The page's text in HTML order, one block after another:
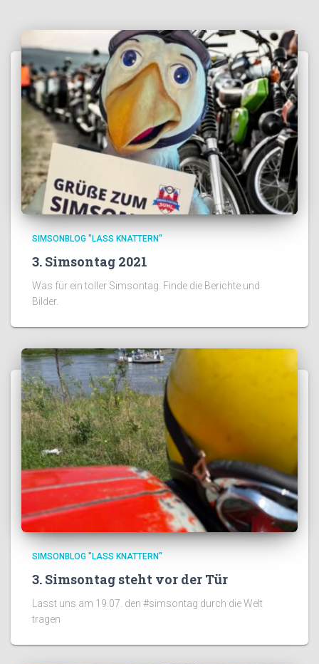
SIMSONBLOG "LASS KNATTERN"
3. Simsontag 2021
Was für ein toller Simsontag. Finde die Berichte und
Bilder.
SIMSONBLOG "LASS KNATTERN"
3. Simsontag steht vor der Tür
Lasst uns am 19.07. den #simsontag durch die Welt
tragen